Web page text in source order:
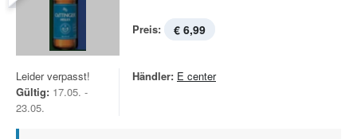
Preis: € 6,99
Leider verpasst!
Gültig: 17.05. -
23.05.
Händler: E center